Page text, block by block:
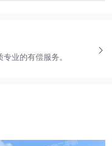
业的有偿服务。